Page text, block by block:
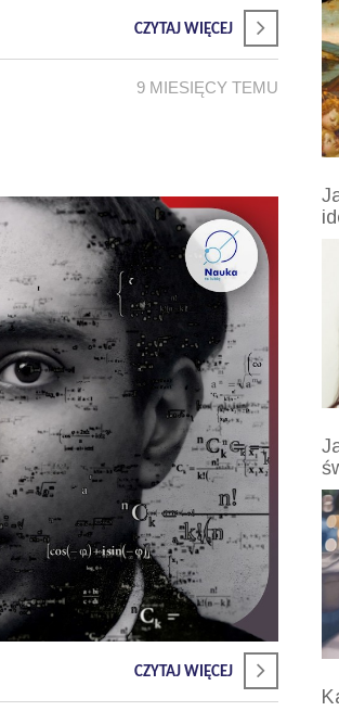
CZYTAJ WIĘCEJ
9 MIESIĘCY TEMU
CZYTAJ WIĘCEJ